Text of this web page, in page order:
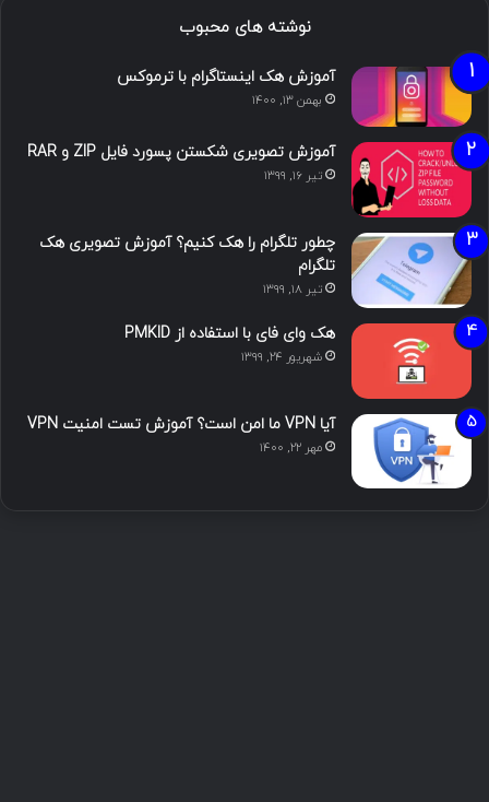
نوشته های محبوب
آموزش هک اینستاگرام با ترموکس
بهمن ۱۳, ۱۴۰۰
آموزش تصویری شکستن پسورد فایل ZIP و RAR
تیر ۱۶, ۱۳۹۹
چطور تلگرام را هک کنیم؟ آموزش تصویری هک
تلگرام
تیر ۱۸, ۱۳۹۹
هک وای فای با استفاده از PMKID
شهریور ۲۴, ۱۳۹۹
آیا VPN ما امن است؟ آموزش تست امنیت VPN
مهر ۲۲, ۱۴۰۰